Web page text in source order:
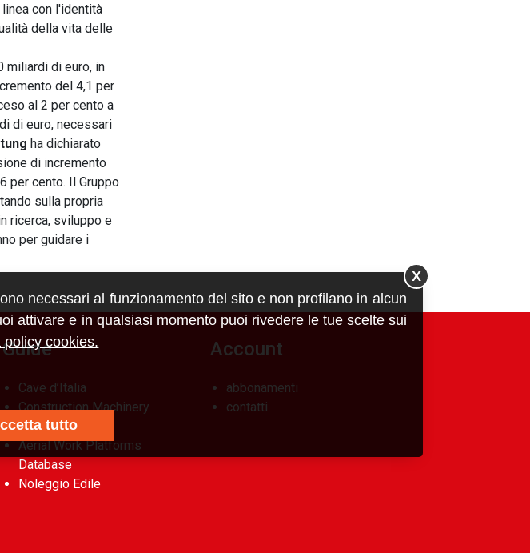
con l'identità
della vita delle
miliardi di euro, in
del 4,1 per
al 2 per cento a
di euro, necessari
ha dichiarato
di incremento
per cento. Il Gruppo
sulla propria
ricerca, sviluppo e
per guidare i
Guide
Cave d’Italia
Construction Machinery
Database
Aerial Work Platforms
Database
Noleggio Edile
Account
abbonamenti
contatti
necessari al funzionamento del sito e non profilano in alcun
attivare e in qualsiasi momento puoi rivedere le tue scelte sui
policy cookies.
tutto
X